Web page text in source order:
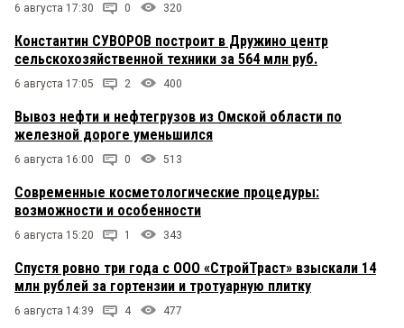
6 августа 17:30 0 320
Константин СУВОРОВ построит в Дружино центр
сельскохозяйственной техники за 564 млн руб.
6 августа 17:05 2 400
Вывоз нефти и нефтегрузов из Омской области по
железной дороге уменьшился
6 августа 16:00 0 513
Современные косметологические процедуры:
возможности и особенности
6 августа 15:20 1 343
Спустя ровно три года с ООО «СтройТраст» взыскали 14
млн рублей за гортензии и тротуарную плитку
6 августа 14:39 4 477